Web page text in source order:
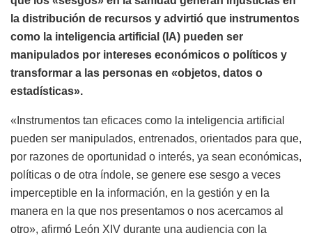
la distribución de recursos y advirtió que instrumentos
como la inteligencia artificial (IA) pueden ser
manipulados por intereses económicos o políticos y
transformar a las personas en «objetos, datos o
estadísticas».
«Instrumentos tan eficaces como la inteligencia artificial
pueden ser manipulados, entrenados, orientados para que,
por razones de oportunidad o interés, ya sean económicas,
políticas o de otra índole, se genere ese sesgo a veces
imperceptible en la información, en la gestión y en la
manera en la que nos presentamos o nos acercamos al
otro», afirmó León XIV durante una audiencia con la